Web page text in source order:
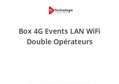
Box 4G Events LAN WiFi
Double Opérateurs